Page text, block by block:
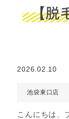
【脱
2026.02.10
池袋東口店
こんにちは、